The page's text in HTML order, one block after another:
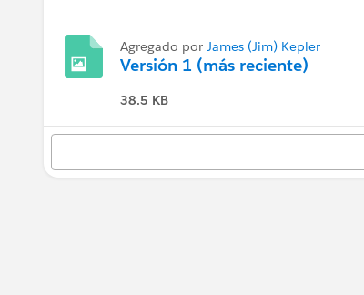
Agregado por James (Jim) Kepler
Versión 1 (más reciente)
38.5 KB